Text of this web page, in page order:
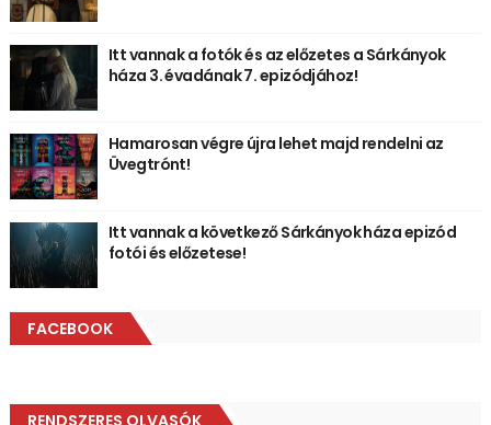
Itt vannak a fotók és az előzetes a Sárkányok
háza 3. évadának 7. epizódjához!
Hamarosan végre újra lehet majd rendelni az
Üvegtrónt!
Itt vannak a következő Sárkányok háza epizód
fotói és előzetese!
FACEBOOK